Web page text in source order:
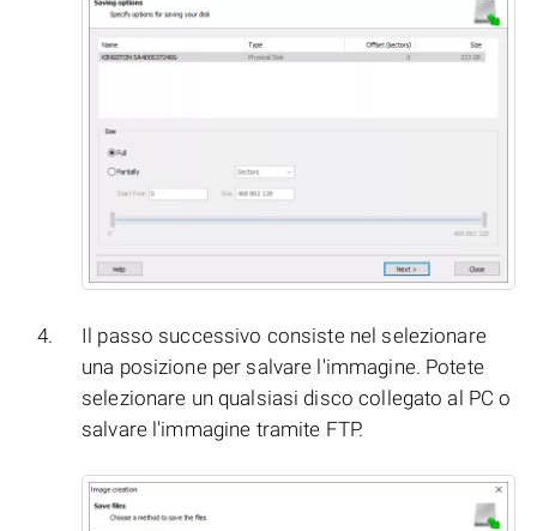
Il passo successivo consiste nel selezionare
una posizione per salvare l'immagine. Potete
selezionare un qualsiasi disco collegato al PC o
salvare l'immagine tramite FTP.